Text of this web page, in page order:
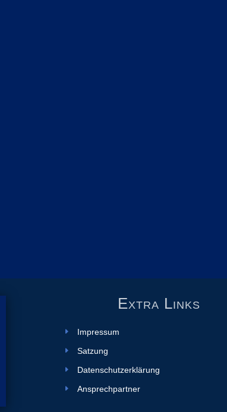
Extra Links
Impressum
Satzung
Datenschutzerklärung
Ansprechpartner